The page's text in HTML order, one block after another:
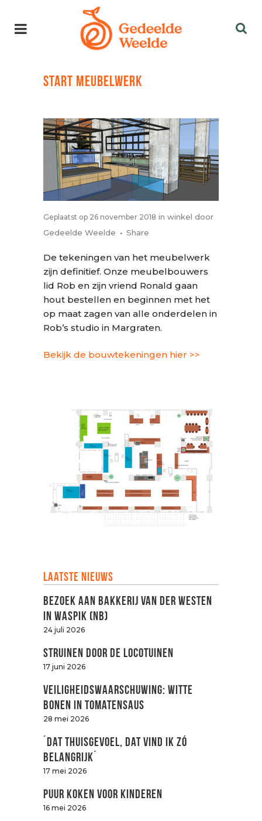
START MEUBELWERK
Geplaatst op 26 november 2018 in winkel door
Gedeelde Weelde
Share
De tekeningen van het meubelwerk
zijn definitief. Onze meubelbouwers
lid Rob en zijn vriend Ronald gaan
hout bestellen en beginnen met het
op maat zagen van alle onderdelen in
Rob’s studio in Margraten.
Bekijk de bouwtekeningen hier >>
Laatste nieuws
Bezoek aan Bakkerij van der Westen
in Waspik (NB)
24 juli 2026
Struinen door de LOCOtuinen
17 juni 2026
Veiligheidswaarschuwing: witte
bonen in tomatensaus
28 mei 2026
´Dat thuisgevoel, dat vind ik zó
belangrijk´
17 mei 2026
Puur koken voor kinderen
16 mei 2026